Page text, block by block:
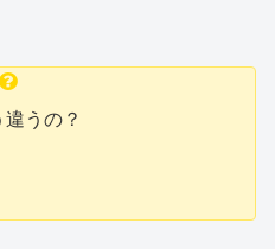
うの？